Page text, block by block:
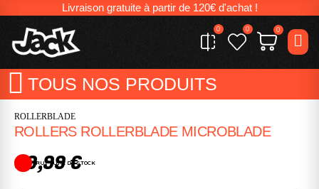
Livraison gratuite à partir de 120€ d'achat !
0 0 0
TOUS NOS PRODUITS
ROLLERBLADE
ROLLERS ROLLERBLADE MICROBLADE
99,99 €
RUPTURE DE STOCK